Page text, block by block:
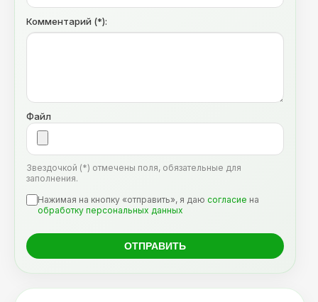
Комментарий (*):
Файл
Звездочкой (*) отмечены поля, обязательные для
заполнения.
Нажимая на кнопку «отправить», я даю согласие на
обработку персональных данных